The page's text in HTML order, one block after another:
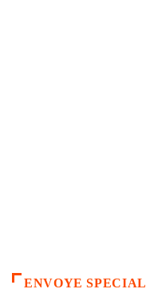
ENVOYE SPECIAL